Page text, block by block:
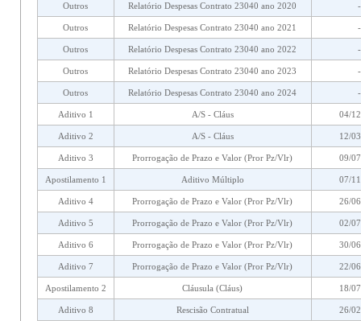
Outros Relatório Despesas Contrato 23040 ano 2020
Outros Relatório Despesas Contrato 23040 ano 2021
Outros Relatório Despesas Contrato 23040 ano 2022
Outros Relatório Despesas Contrato 23040 ano 2023
Outros Relatório Despesas Contrato 23040 ano 2024
Aditivo 1 A/S - Cláus 04/
Aditivo 2 A/S - Cláus 12/
Aditivo 3 Prorrogação de Prazo e Valor (Pror Pz/Vlr) 09/
Apostilamento 1 Aditivo Múltiplo 07/
Aditivo 4 Prorrogação de Prazo e Valor (Pror Pz/Vlr) 26/
Aditivo 5 Prorrogação de Prazo e Valor (Pror Pz/Vlr) 02/
Aditivo 6 Prorrogação de Prazo e Valor (Pror Pz/Vlr) 30/
Aditivo 7 Prorrogação de Prazo e Valor (Pror Pz/Vlr) 22/
Apostilamento 2 Cláusula (Cláus) 18/
Aditivo 8 Rescisão Contratual 26/